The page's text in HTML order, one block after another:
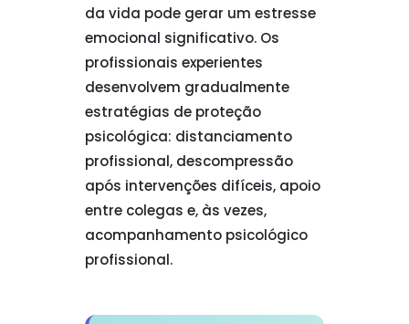
da vida pode gerar um estresse
emocional significativo. Os
profissionais experientes
desenvolvem gradualmente
estratégias de proteção
psicológica: distanciamento
profissional, descompressão
após intervenções difíceis, apoio
entre colegas e, às vezes,
acompanhamento psicológico
profissional.